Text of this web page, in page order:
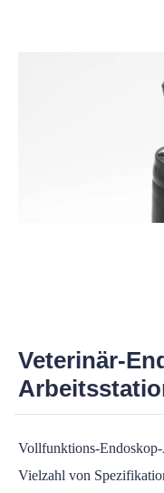
Veterinär-
Vollfunktions-
Vielzahl von